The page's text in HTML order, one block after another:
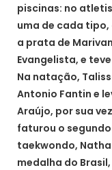
piscinas: no
uma de cada tipo,
a prata de
Evangelista, e
Na natação,
Antonio Fantin e
Araújo, por sua
faturou o
taekwondo,
medalha do